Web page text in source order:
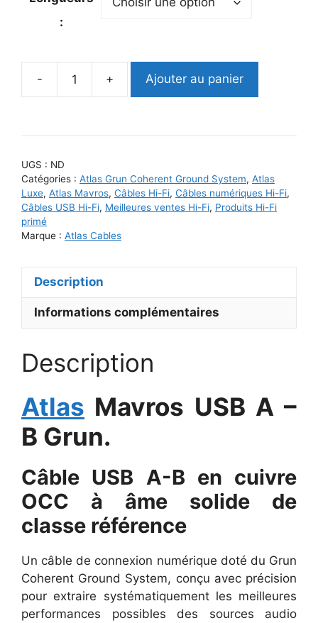
:
-
quantité
Mavros
A
-
B
+ Ajouter au panier
UGS : ND
Catégories : Atlas Grun Coherent Ground System, Atlas
Luxe, Atlas Mavros, Câbles Hi-Fi, Câbles numériques Hi-Fi,
Câbles USB Hi-Fi, Meilleures ventes Hi-Fi, Produits Hi-Fi
primé
Marque : Atlas Cables
Description
Informations complémentaires
Description
Atlas Mavros USB A –
B Grun.
Câble USB A-B en cuivre
OCC à âme solide de
classe référence
Un câble de connexion numérique doté du Grun
Coherent Ground System, conçu avec précision
pour extraire systématiquement les meilleures
performances possibles des sources audio